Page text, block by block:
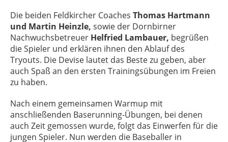
Die beiden Feldkircher Coaches Thomas Hartmann
und Martin Heinzle, sowie der Dornbirner
Nachwuchsbetreuer Helfried Lambauer, begrüßen
die Spieler und erklären ihnen den Ablauf des
Tryouts. Die Devise lautet das Beste zu geben, aber
auch Spaß an den ersten Trainingsübungen im Freien
zu haben.
Nach einem gemeinsamen Warmup mit
anschließenden Baserunning-Übungen, bei denen
auch Zeit gemossen wurde, folgt das Einwerfen für die
jungen Spieler. Nun werden die Baseballer in